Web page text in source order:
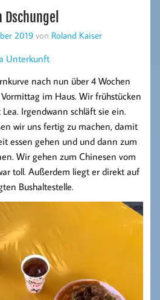
2019 von Roland Kaiser
Unterkunft
nach nun über 4 Wochen
im Haus. Wir frühstücken
Irgendwann schläft sie ein.
wir uns fertig zu machen, damit
essen gehen und und dann zum
Wir gehen zum Chinesen vom
toll. Außerdem liegt er direkt auf
Bushaltestelle.